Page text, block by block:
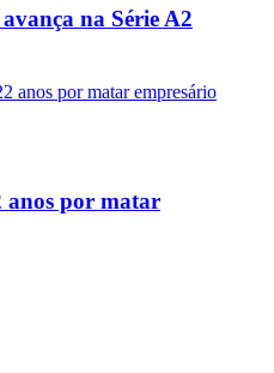
na Série A2
anos por matar